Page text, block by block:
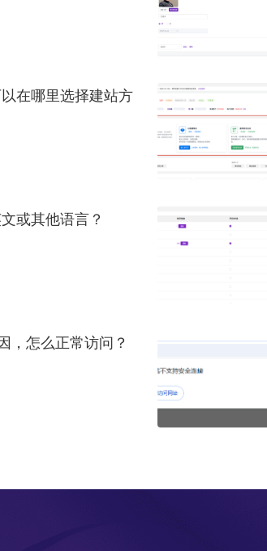
在哪里选择建站方
或其他语言？
，怎么正常访问？